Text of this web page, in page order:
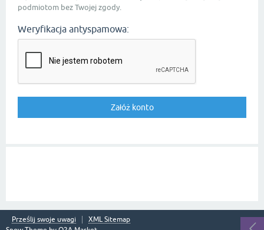
podmiotom bez Twojej zgody.
Weryfikacja antyspamowa:
Prześlij swoje uwagi
XML Sitemap